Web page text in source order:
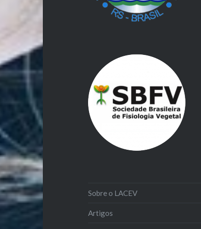
Sobre o LACEV
Artigos